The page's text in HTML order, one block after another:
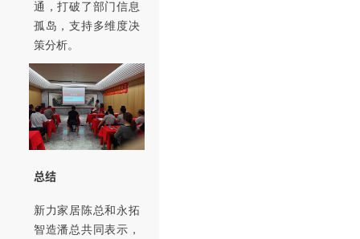
通，打破了部门信息
孤岛，支持多维度决
策分析。
总结
新力家居陈总和永拓
智造潘总共同表示，